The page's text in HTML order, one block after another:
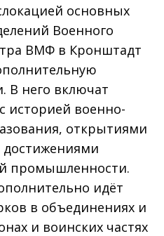
основных
Военного
ВМФ в Кронштадт
В него включат
историей военно-
открытиями
достижениями
промышленности.
идёт
в объединениях и
и воинских частях